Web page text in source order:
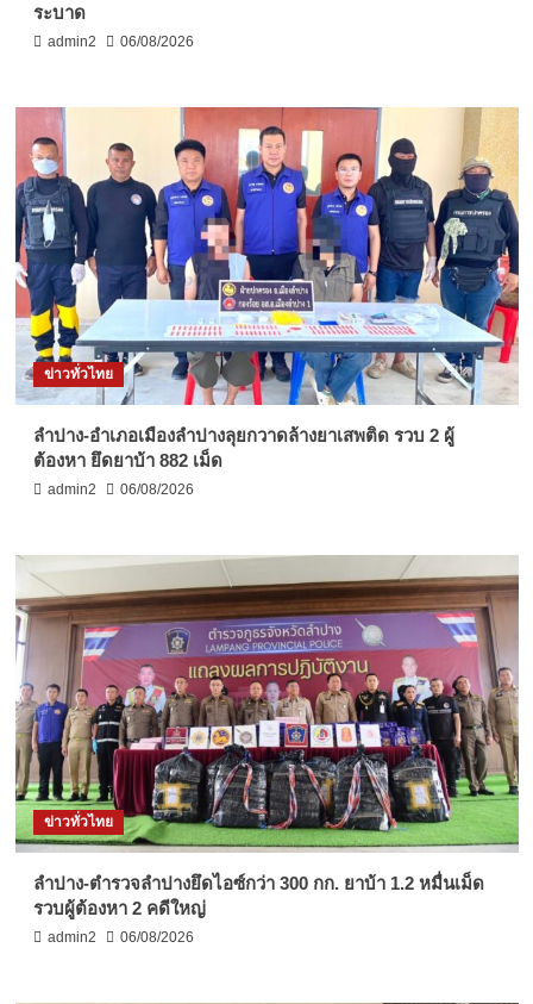
ระบาด
admin2 06/08/2026
ข่าวทั่วไทย
ลำปาง-อำเภอเมืองลำปางลุยกวาดล้างยาเสพติด รวบ 2 ผู้
ต้องหา ยึดยาบ้า 882 เม็ด
admin2 06/08/2026
ข่าวทั่วไทย
ลำปาง-ตำรวจลำปางยึดไอซ์กว่า 300 กก. ยาบ้า 1.2 หมื่นเม็ด
รวบผู้ต้องหา 2 คดีใหญ่
admin2 06/08/2026